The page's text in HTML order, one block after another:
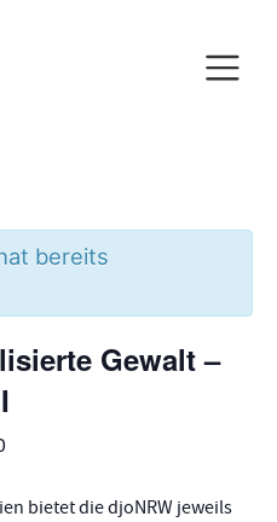
bereits
Gewalt –
bietet die djoNRW jeweils